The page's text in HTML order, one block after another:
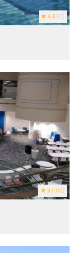
4.3 (11)
3 (106)